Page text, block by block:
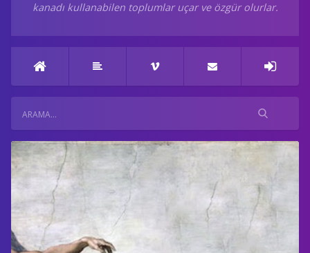
kanadı kullanabilen toplumlar uçar ve özgür olurlar.